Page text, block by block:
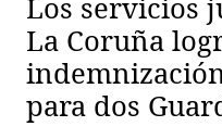
Los servicios
La Coruña
para dos